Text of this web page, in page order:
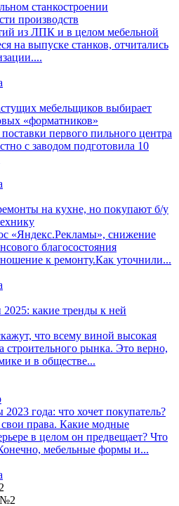
станкостроении
производств
из ЛПК и в целом мебельной
на выпуске станков, отчитались
мебельщиков выбирает
«форматников»
первого пильного центра
с заводом подготовила 10
на кухне, но покупают б/у
«Яндекс.Рекламы», снижение
благосостояния
к ремонту.Как уточнили...
какие тренды к ней
что всему виной высокая
строительного рынка. Это верно,
и в обществе...
года: что хочет покупатель?
права. Какие модные
в целом он предвещает? Что
мебельные формы и...